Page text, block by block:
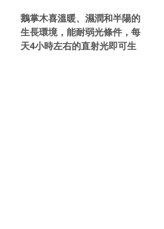
鵝掌木喜溫暖、濕潤和半陽的
生長環境，能耐弱光條件，每
天4小時左右的直射光即可生